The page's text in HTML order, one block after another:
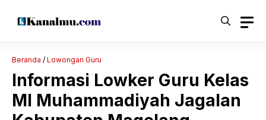
Beranda / Lowongan Guru
Informasi Lowker Guru Kelas
MI Muhammadiyah Jagalan